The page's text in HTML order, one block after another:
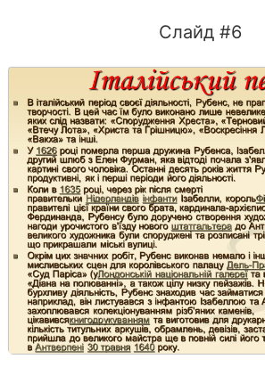
Слайд #6